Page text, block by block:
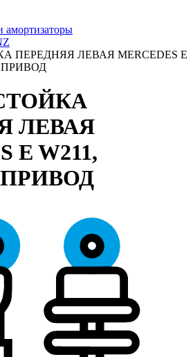
ПЕРЕДНЯЯ ЛЕВАЯ MERCEDES E
ПРИВОД
ЛЕВАЯ
E W211 ,